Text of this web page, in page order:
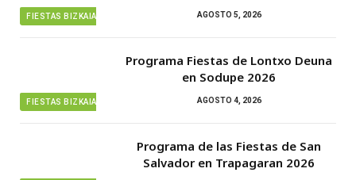
FIESTAS BIZKAIA AGOSTO 5, 2026
FIESTAS BIZKAIA
Programa Fiestas de Lontxo Deuna
en Sodupe 2026
AGOSTO 4, 2026
Programa de las Fiestas de San
Salvador en Trapagaran 2026